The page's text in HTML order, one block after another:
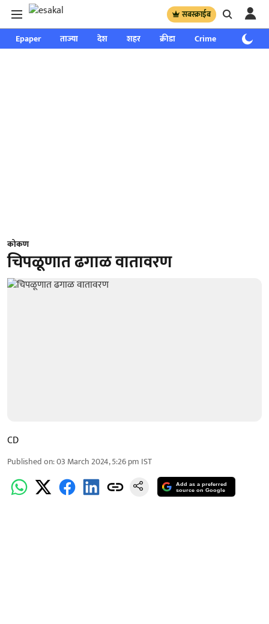
सबस्क्राईब
Epaper ताज्या देश शहर क्रीडा Crime साप्ताहिक
कोकण
चिपळूणात ढगाळ वातावरण
CD
Published on:03 March 2024, 5:26 pm IST
Add as a preferred
source on Google